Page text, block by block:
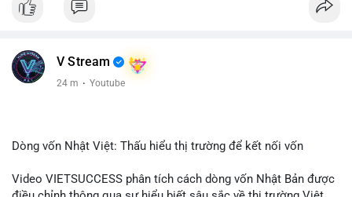
V Stream
24 m · Youtube
Dòng vốn Nhật Việt: Thấu hiểu thị trường để kết nối vốn
Video VIETSUCCESS phân tích cách dòng vốn Nhật Bản được